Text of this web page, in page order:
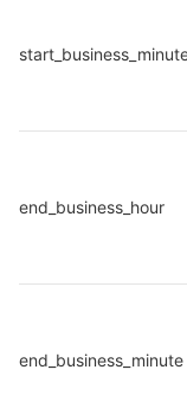
end_business_hour
end_business_minute